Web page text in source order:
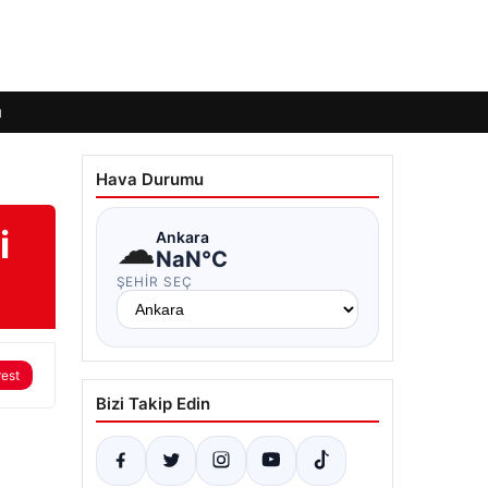
Hava Durumu
☁Ankara
NaN°C
ŞEHIR SEÇ
Bizi Takip Edin